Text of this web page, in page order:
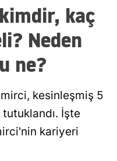
Ağrı
Amasya
Antalya
Artvin
kaç
Neden
ne?
kesinleşmiş 5
İşte
kariyeri